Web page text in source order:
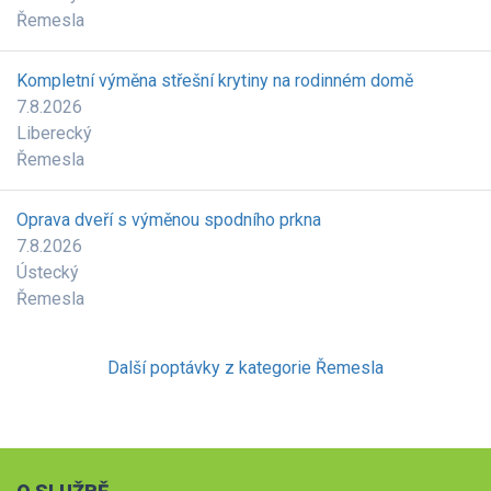
Řemesla
Kompletní výměna střešní krytiny na rodinném domě
7.8.2026
Liberecký
Řemesla
Oprava dveří s výměnou spodního prkna
7.8.2026
Ústecký
Řemesla
Další poptávky z kategorie Řemesla